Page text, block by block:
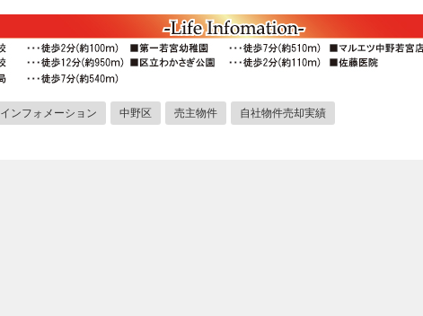
インフォメーション 中野区 売主物件 自社物件売却実績